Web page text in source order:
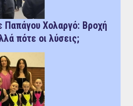
Παπάγου Χολαργό: Bροχή
πότε οι λύσεις;